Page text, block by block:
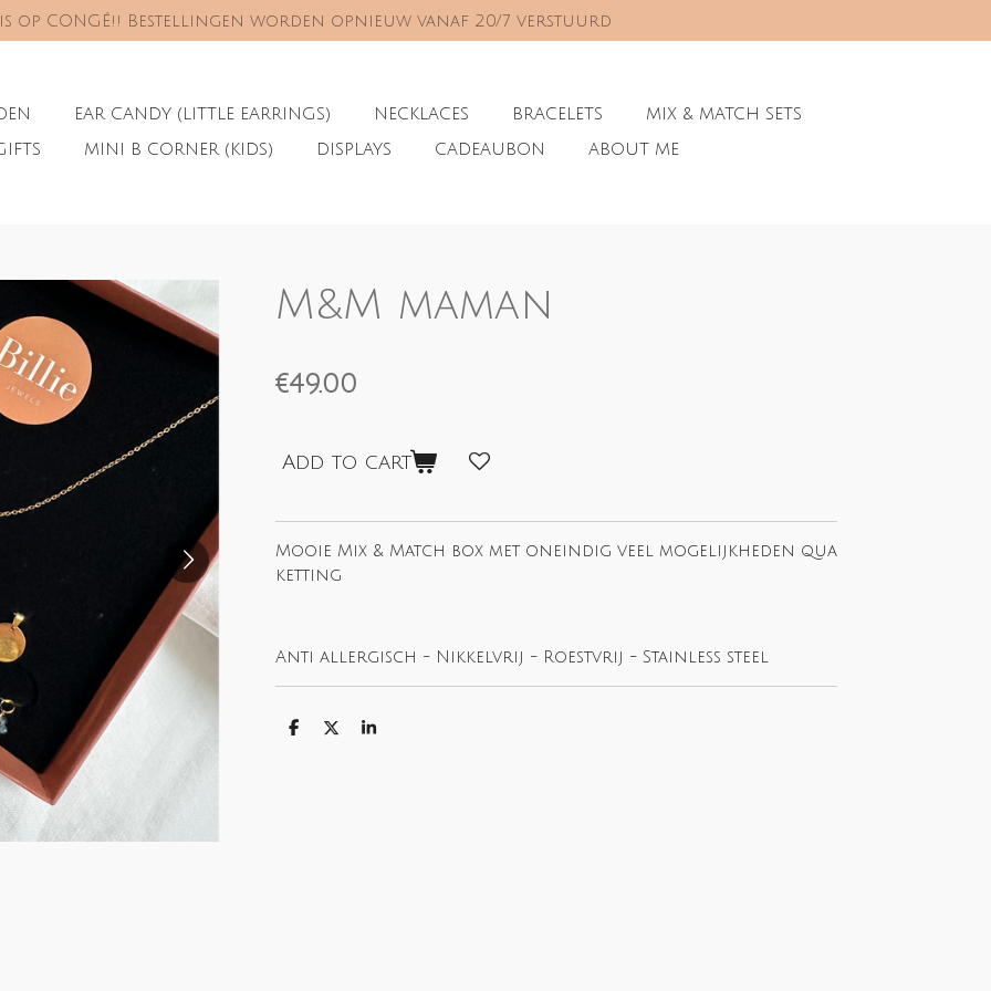
op CONGÉ!! Bestellingen worden opnieuw vanaf 20/7 verstuurd
EAR CANDY (LITTLE EARRINGS) NECKLACES BRACELETS
MIX & MATCH SETS
MINI B CORNER (KIDS) DISPLAYS CADEAUBON
ABOUT ME
M&M maman
€49.00
Add to cart
Mooie Mix & Match box met oneindig veel mogelijkheden qua
ketting
Anti allergisch - Nikkelvrij - Roestvrij - Stainless steel
S
S
S